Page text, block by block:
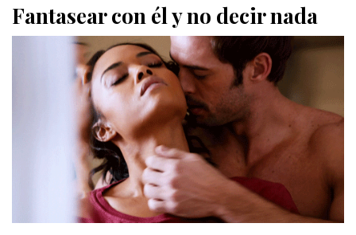
Fantasear con él y no decir nada